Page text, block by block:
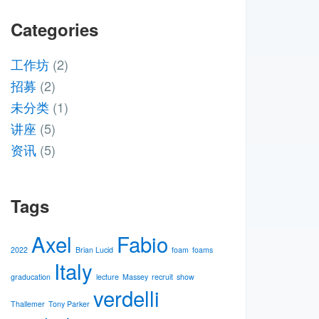
Categories
工作坊 (2)
招募 (2)
未分类 (1)
讲座 (5)
资讯 (5)
Tags
2022 Axel Brian Lucid Fabio foam foams
graducation Italy lecture Massey recruit show
Thallemer Tony Parker verdelli